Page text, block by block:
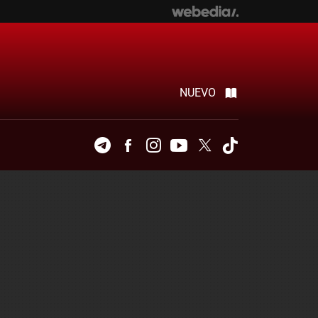
NUEVO
TelegramFacebookInstagramYoutubeTwitter